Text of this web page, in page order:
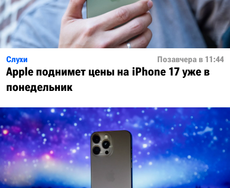
Слухи Позавчера в 11:44
Apple поднимет цены на iPhone 17 уже в
понедельник